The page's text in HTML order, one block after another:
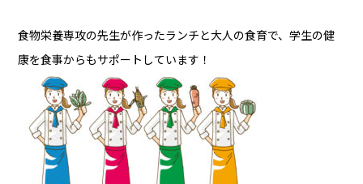
食物栄養専攻の先生が作ったランチと大人の食育で、学生の健
康を食事からもサポートしています！